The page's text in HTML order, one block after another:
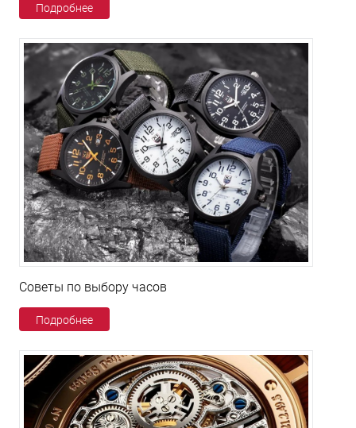
Подробнее
Советы по выбору часов
Подробнее